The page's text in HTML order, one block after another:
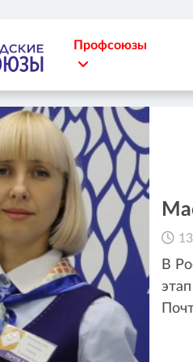
Профсоюзы
В